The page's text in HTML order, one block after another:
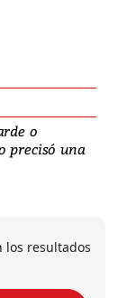
o
precisó una
los resultados